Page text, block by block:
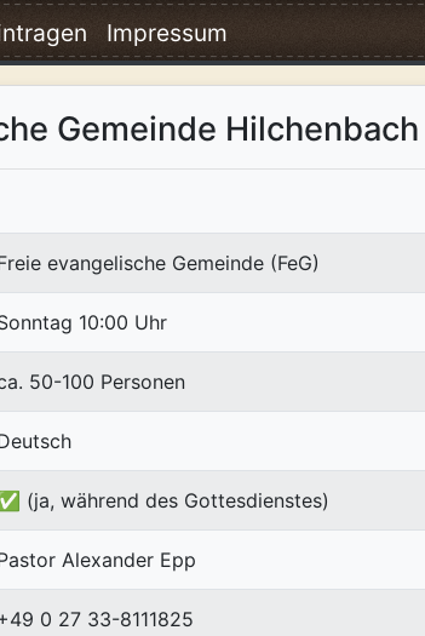
Impressum
Gemeinde Hilchenbach
evangelische Gemeinde (FeG)
10:00 Uhr
50-100 Personen
(ja, während des Gottesdienstes)
Alexander Epp
0 27 33-8111825